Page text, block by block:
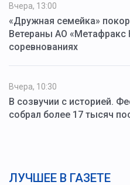
Вчера, 13:00
«Дружная семейка»
Ветераны АО «Метафракс
соревнованиях
Вчера, 10:30
В созвучии с историей.
собрал более 17 тысяч
ЛУЧШЕЕ В ГАЗЕТЕ